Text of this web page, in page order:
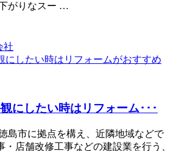
がりなスー …
社
にしたい時はリフォーム･･･
島市に拠点を構え、近隣地域などで
・店舗改修工事などの建設業を行う、